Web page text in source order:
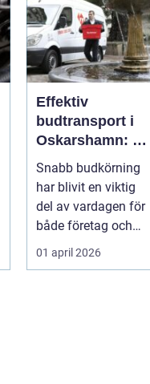
Effektiv
budtransport i
Oskarshamn: Så
väljer företag
och
privatpersoner
rätt lösning
Snabb budkörning
har blivit en viktig
del av vardagen för
både företag och
01 april 2026